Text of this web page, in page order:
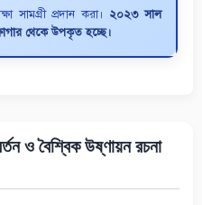
সামগ্রী প্রদান করা। ২০২৩ সাল
থেকে উপকৃত হচ্ছে।
ও বৈশ্বিক উষ্ণায়ন রচনা